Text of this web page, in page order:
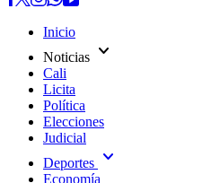
Inicio
Noticias expand_more
Cali
Licita
Política
Elecciones
Judicial
Deportes expand_more
Economía